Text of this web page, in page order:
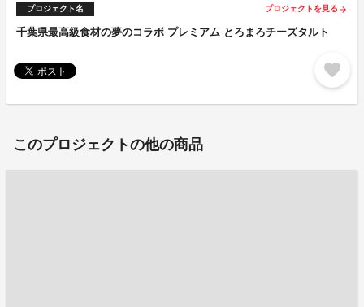
プロジェクト名 プロジェクトを見る arrow_forward
千葉県最高級食材の夢のコラボ プレミアム とろまろチーズタルト
favorite
このプロジェクトの他の商品